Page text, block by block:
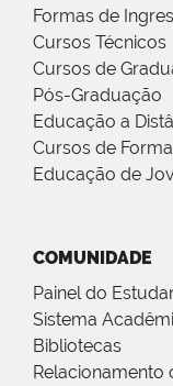
Formas de
Cursos Técnicos
Cursos de
Pós-Graduação
Educação a
Cursos de
Educação de
COMUNIDADE
Painel do
Sistema
Bibliotecas
Relacionamento